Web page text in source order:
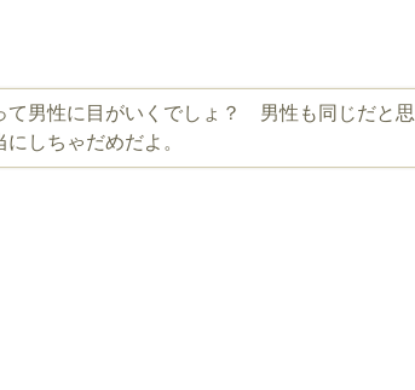
男性に目がいくでしょ？ 男性も同じだと思
ちゃだめだよ。